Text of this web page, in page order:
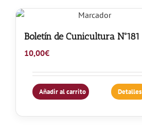
Boletín de Cunicultura Nº181
10,00€
Añadir al carrito Detalles